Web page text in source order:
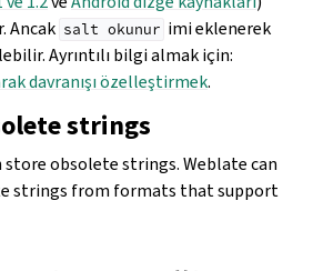
Ancak salt okunur imi eklenerek
Ayrıntılı bilgi almak için:
davranışı özelleştirmek.
strings
obsolete strings. Weblate can
strings from formats that support